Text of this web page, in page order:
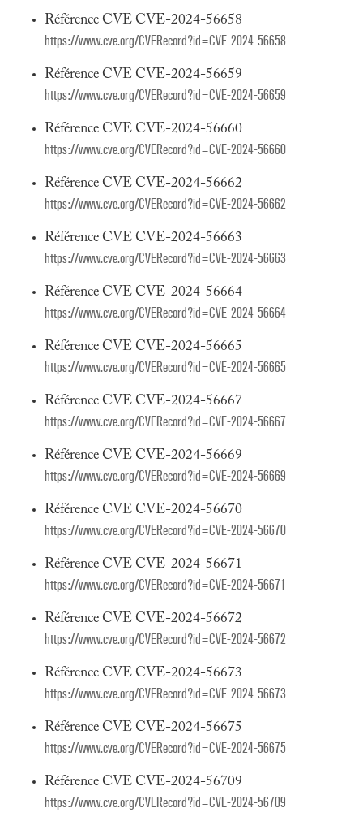
Référence CVE CVE-2024-56658
https://www.cve.org/CVERecord?id=CVE-2024-56658
Référence CVE CVE-2024-56659
https://www.cve.org/CVERecord?id=CVE-2024-56659
Référence CVE CVE-2024-56660
https://www.cve.org/CVERecord?id=CVE-2024-56660
Référence CVE CVE-2024-56662
https://www.cve.org/CVERecord?id=CVE-2024-56662
Référence CVE CVE-2024-56663
https://www.cve.org/CVERecord?id=CVE-2024-56663
Référence CVE CVE-2024-56664
https://www.cve.org/CVERecord?id=CVE-2024-56664
Référence CVE CVE-2024-56665
https://www.cve.org/CVERecord?id=CVE-2024-56665
Référence CVE CVE-2024-56667
https://www.cve.org/CVERecord?id=CVE-2024-56667
Référence CVE CVE-2024-56669
https://www.cve.org/CVERecord?id=CVE-2024-56669
Référence CVE CVE-2024-56670
https://www.cve.org/CVERecord?id=CVE-2024-56670
Référence CVE CVE-2024-56671
https://www.cve.org/CVERecord?id=CVE-2024-56671
Référence CVE CVE-2024-56672
https://www.cve.org/CVERecord?id=CVE-2024-56672
Référence CVE CVE-2024-56673
https://www.cve.org/CVERecord?id=CVE-2024-56673
Référence CVE CVE-2024-56675
https://www.cve.org/CVERecord?id=CVE-2024-56675
Référence CVE CVE-2024-56709
https://www.cve.org/CVERecord?id=CVE-2024-56709